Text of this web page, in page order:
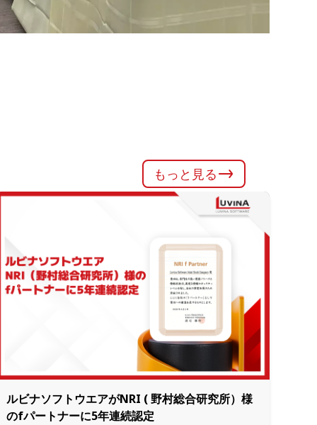
もっと見る
ルビナソフトウエアがNRI ( 野村総合研究所）様
のfパートナーに5年連続認定